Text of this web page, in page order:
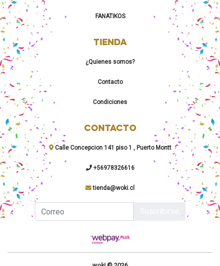
FANATIKOS
TIENDA
¿Quienes somos?
Contacto
Condiciones
CONTACTO
Calle Concepcion 141 piso 1 , Puerto Montt
+56978326616
tienda@woki.cl